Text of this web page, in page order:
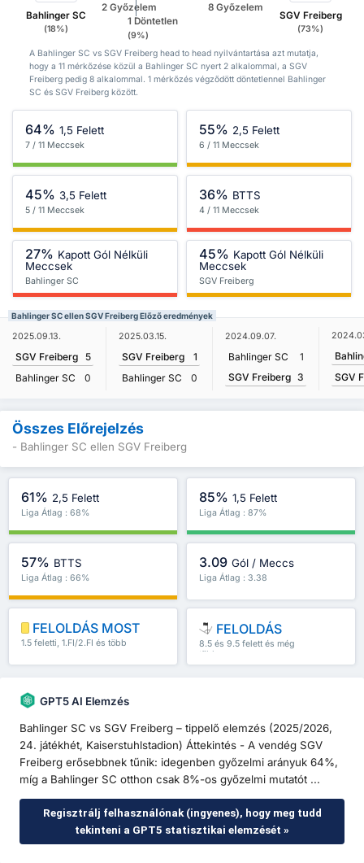
Bahlinger SC
(18%)
2 Győzelem
1 Döntetlen
(9%)
8 Győzelem
SGV Freiberg
(73%)
A Bahlinger SC vs SGV Freiberg head to head nyilvántartása azt mutatja,
hogy a 11 mérkőzése közül a Bahlinger SC nyert 2 alkalommal, a SGV
Freiberg pedig 8 alkalommal. 1 mérkőzés végződött döntetlennel Bahlinger
SC és SGV Freiberg között.
64% 1,5 Felett
7 / 11 Meccsek
55% 2,5 Felett
6 / 11 Meccsek
45% 3,5 Felett
5 / 11 Meccsek
36% BTTS
4 / 11 Meccsek
27% Kapott Gól Nélküli
Meccsek
Bahlinger SC
45% Kapott Gól Nélküli
Meccsek
SGV Freiberg
Bahlinger SC ellen SGV Freiberg Előző eredmények
2025.09.13.
SGV Freiberg 5
Bahlinger SC
0
2025.03.15.
SGV Freiberg
1
Bahlinger SC
0
2024.09.07.
Bahlinger SC
1
SGV Freiberg 3
SGV
Összes Előrejelzés
- Bahlinger SC ellen SGV Freiberg
61% 2,5 Felett
Liga Átlag : 68%
85% 1,5 Felett
Liga Átlag : 87%
57% BTTS
Liga Átlag : 66%
3.09 Gól / Meccs
Liga Átlag : 3.38
FELOLDÁS MOST
1.5 feletti, 1.FI/2.FI és több
FELOLDÁS
8.5 és 9.5 felett és még
több
GPT5 AI Elemzés
Bahlinger SC vs SGV Freiberg – tippelő elemzés (2025/2026,
24. játékhét, Kaiserstuhlstadion) Áttekintés - A vendég SGV
Freiberg erősebbnek tűnik: idegenben győzelmi arányuk 64%,
míg a Bahlinger SC otthon csak 8%-os győzelmi mutatót ...
Regisztrálj felhasználónak (ingyenes), hogy meg tudd
tekinteni a GPT5 statisztikai elemzését »